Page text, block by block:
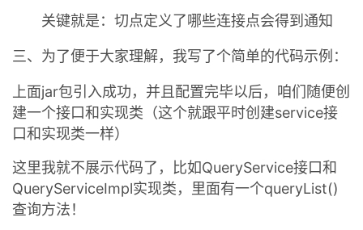
关键就是：切点定义了哪些连接点会得到通知
三、为了便于大家理解，我写了个简单的代码示例：
上面jar包引入成功，并且配置完毕以后，咱们随便创
建一个接口和实现类（这个就跟平时创建service接
口和实现类一样）
这里我就不展示代码了，比如QueryService接口和
QueryServiceImpl实现类，里面有一个queryList()
查询方法！